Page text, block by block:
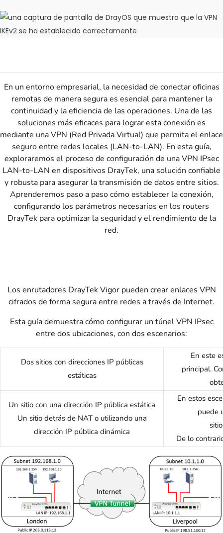
En un entorno empresarial, la necesidad de conectar oficinas
remotas de manera segura es esencial para mantener la
continuidad y la eficiencia de las operaciones. Una de las
soluciones más eficaces para lograr esta conexión es
mediante una VPN (Red Privada Virtual) que permita el enlace
seguro entre redes locales (LAN-to-LAN). En esta guía,
exploraremos el proceso de configuración de una VPN IPsec
LAN-to-LAN en dispositivos DrayTek, una solución confiable
y robusta para asegurar la transmisión de datos entre sitios.
Aprenderemos paso a paso cómo establecer la conexión,
configurando los parámetros necesarios en los routers
DrayTek para optimizar la seguridad y el rendimiento de la
red.
Los enrutadores DrayTek Vigor pueden crear enlaces VPN
cifrados de forma segura entre redes a través de Internet.
Esta guía demuestra cómo configurar un túnel VPN IPsec
entre dos ubicaciones, con dos escenarios:
Dos sitios con direcciones IP públicas
estáticas
En este
principal.
Un sitio con una dirección IP pública estática
Un sitio detrás de NAT o utilizando una
dirección IP pública dinámica
En estos
puede
De lo